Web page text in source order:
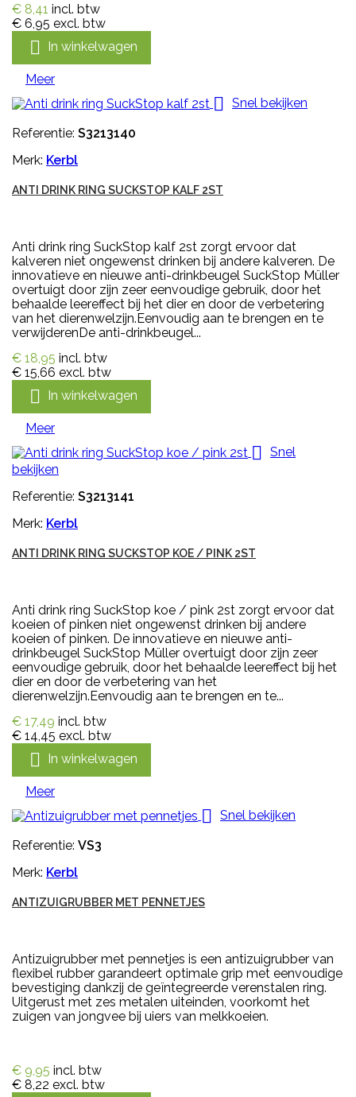
€ 8,41 incl. btw
€ 6,95 excl. btw
 In winkelwagen
Meer
 Snel bekijken
Referentie: S3213140
Merk: Kerbl
ANTI DRINK RING SUCKSTOP KALF 2ST
Anti drink ring SuckStop kalf 2st zorgt ervoor dat
kalveren niet ongewenst drinken bij andere kalveren. De
innovatieve en nieuwe anti-drinkbeugel SuckStop Müller
overtuigt door zijn zeer eenvoudige gebruik, door het
behaalde leereffect bij het dier en door de verbetering
van het dierenwelzijn.Eenvoudig aan te brengen en te
verwijderenDe anti-drinkbeugel...
€ 18,95 incl. btw
€ 15,66 excl. btw
 In winkelwagen
Meer
 Snel
bekijken
Referentie: S3213141
Merk: Kerbl
ANTI DRINK RING SUCKSTOP KOE / PINK 2ST
Anti drink ring SuckStop koe / pink 2st zorgt ervoor dat
koeien of pinken niet ongewenst drinken bij andere
koeien of pinken. De innovatieve en nieuwe anti-
drinkbeugel SuckStop Müller overtuigt door zijn zeer
eenvoudige gebruik, door het behaalde leereffect bij het
dier en door de verbetering van het
dierenwelzijn.Eenvoudig aan te brengen en te...
€ 17,49 incl. btw
€ 14,45 excl. btw
 In winkelwagen
Meer
 Snel bekijken
Referentie: VS3
Merk: Kerbl
ANTIZUIGRUBBER MET PENNETJES
Antizuigrubber met pennetjes is een antizuigrubber van
flexibel rubber garandeert optimale grip met eenvoudige
bevestiging dankzij de geïntegreerde verenstalen ring.
Uitgerust met zes metalen uiteinden, voorkomt het
zuigen van jongvee bij uiers van melkkoeien.
€ 9,95 incl. btw
€ 8,22 excl. btw